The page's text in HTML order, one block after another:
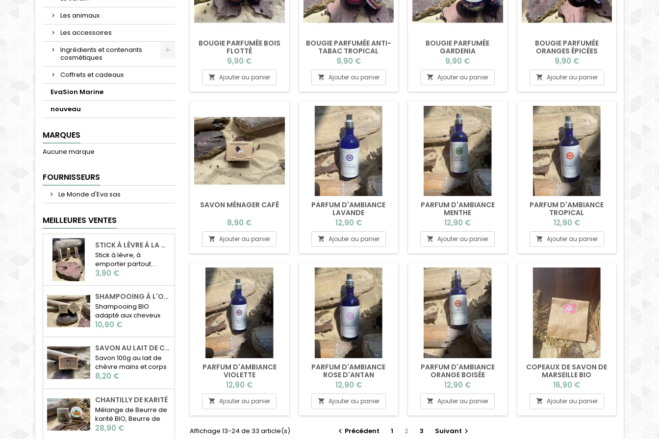
Les animaux
Les accessoires
Ingrédients et contenants
cosmétiques
Coffrets et cadeaux
EvaSion Marine
nouveau
MARQUES
Aucune marque
FOURNISSEURS
Le Monde d'Eva sas
MEILLEURES VENTES
STICK À LÈVRE À LA CIRE D'ABEILLE
Stick à lèvre, à
emporter partout...
Prix
3,90 €
SHAMPOOING À L'ORTIE BIO
Shampooing BIO
adapté aux cheveux
normaux à gras
coco, huile de ricin,
poudre d'ortie, huiles
essentielles de tea
tree, cèdre et citron.
Prix
10,90 €
SAVON AU LAIT DE CHÈVRE
Savon 100g au lait de
chèvre mains et corps
Les bienfaits du lait de
soins
Prix
8,20 €
CHANTILLY DE KARITÉ
Mélange de Beurre de
karité BIO, Beurre de
Coco BIO et huile
Prix
28,90 €
BOUGIE PARFUMÉE BOIS
FLOTTÉ
Prix
9,90 €
 Ajouter au panier
BOUGIE PARFUMÉE ANTI-
TABAC TROPICAL
Prix
9,90 €
 Ajouter au panier
BOUGIE PARFUMÉE
GARDENIA
Prix
9,90 €
 Ajouter au panier
BOUGIE PARFUMÉE
ORANGES ÉPICÉES
Prix
9,90 €
 Ajouter au panier
SAVON MÉNAGER CAFÉ
Prix
8,90 €
 Ajouter au panier
PARFUM D'AMBIANCE
LAVANDE
Prix
12,90 €
 Ajouter au panier
PARFUM D'AMBIANCE
MENTHE
Prix
12,90 €
 Ajouter au panier
PARFUM D'AMBIANCE
TROPICAL
Prix
12,90 €
 Ajouter au panier
PARFUM D'AMBIANCE
VIOLETTE
Prix
12,90 €
 Ajouter au panier
PARFUM D'AMBIANCE
ROSE D'ANTAN
Prix
12,90 €
 Ajouter au panier
PARFUM D'AMBIANCE
ORANGE BOISÉE
Prix
12,90 €
 Ajouter au panier
COPEAUX DE SAVON DE
MARSEILLE BIO
Prix
16,90 €
 Ajouter au panier
Affichage 13-24 de 33 article(s)  Précédent 1 2 3 Suivant 